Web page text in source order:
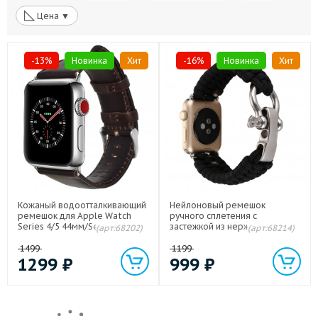
◺ Цена ▼
-13% Новинка Хит
Кожаный водоотталкивающий
ремешок для Apple Watch
Series 4/5 44мм/Series 1/2/3
(арт:68202)
1499
1299 ₽
-16% Новинка Хит
Нейлоновый ремешок
ручного сплетения с
застежкой из нержавеющей
4/5 44мм/Series 1/2/3 42мм
Черный
(арт:68214)
1199
999 ₽